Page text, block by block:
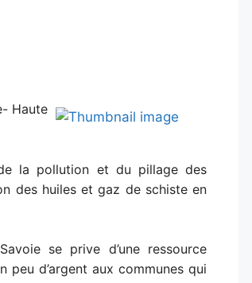
Haute
la pollution et du pillage des
des huiles et gaz de schiste en
se prive d’une ressource
d’argent aux communes qui